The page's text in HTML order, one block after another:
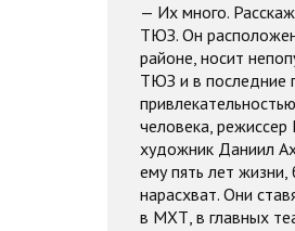
— Их много.
ТЮЗ. Он
районе, носит
ТЮЗ и в последние
человека,
художник Даниил
ему пять лет
нарасхват. Они
в МХТ, в главных